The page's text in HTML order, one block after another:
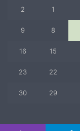
1
2
8
9
15
16
22
23
29
30